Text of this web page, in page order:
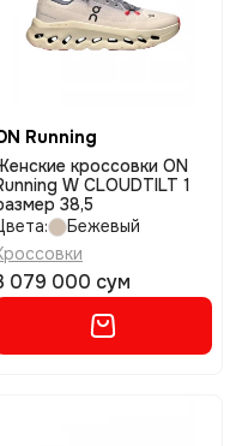
Running
кроссовки ON
W CLOUDTILT 1
38,5
Бежевый
079 000 сум